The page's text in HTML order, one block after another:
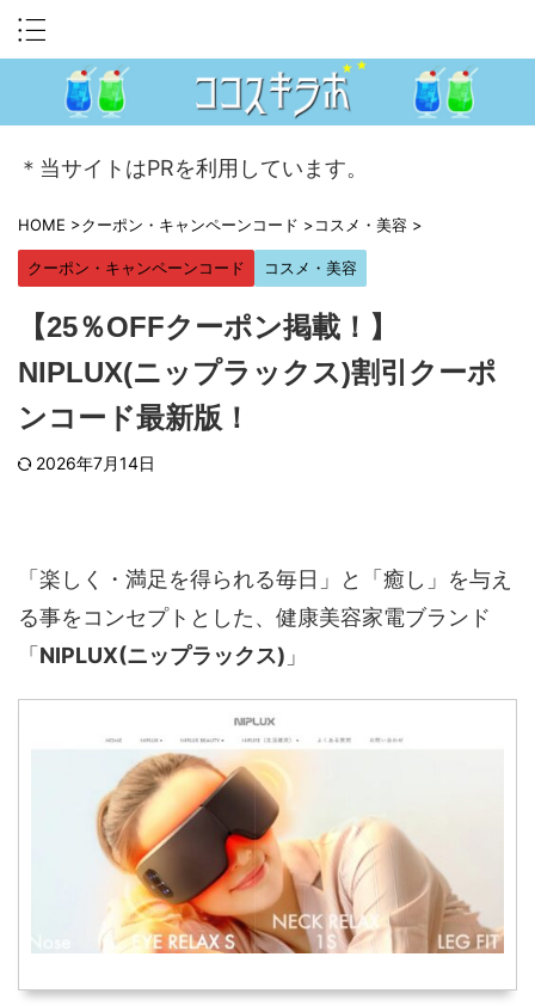
＊当サイトはPRを利用しています。
HOME >クーポン・キャンペーンコード >コスメ・美容 >
クーポン・キャンペーンコード コスメ・美容
【25％OFFクーポン掲載！】
NIPLUX(ニップラックス)割引クーポ
ンコード最新版！
2026年7月14日
「楽しく・満足を得られる毎日」と「癒し」を与え
る事をコンセプトとした、健康美容家電ブランド
「NIPLUX(ニップラックス) 」